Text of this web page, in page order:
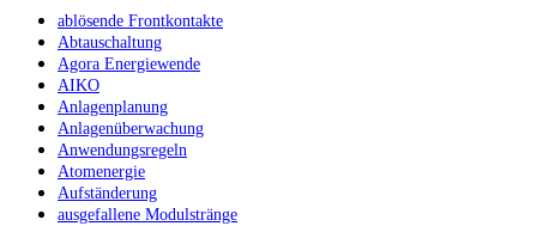
ablösende Frontkontakte
Abtauschaltung
Agora Energiewende
AIKO
Anlagenplanung
Anlagenüberwachung
Anwendungsregeln
Atomenergie
Aufständerung
ausgefallene Modulstränge